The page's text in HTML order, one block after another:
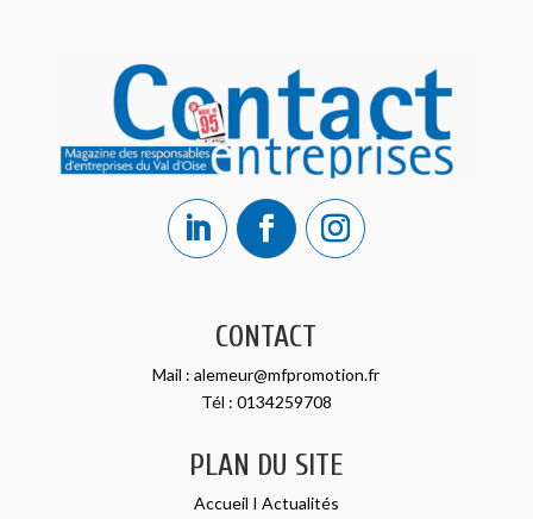
CONTACT
Mail :alemeur@mfpromotion.fr
Tél : 0134259708
PLAN DU SITE
Accueil I Actualités